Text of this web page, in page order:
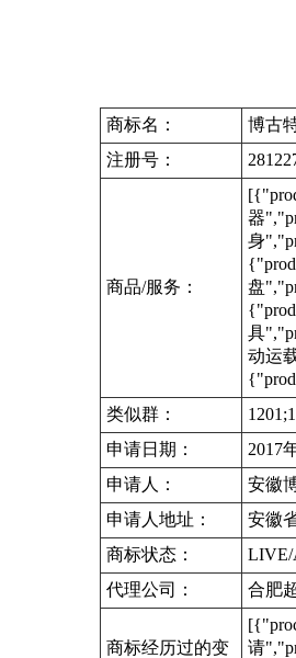
商标名：
博古
注册号：
商品/服务：
器
身
盘
具
动运
类似群：
申请日期：
2017
申请人：
安徽
申请人地址：
安徽
商标状态：
LIVE/
代理公司：
合肥
商标经历过的变
请